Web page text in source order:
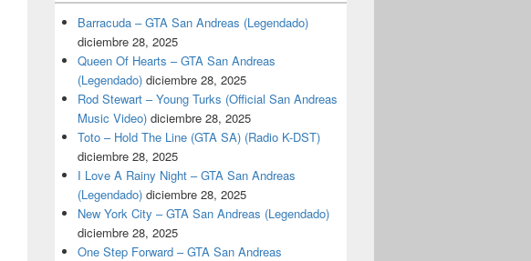
Barracuda – GTA San Andreas (Legendado)
diciembre 28, 2025
Queen Of Hearts – GTA San Andreas
(Legendado) diciembre 28, 2025
Rod Stewart – Young Turks (Official San Andreas
Music Video) diciembre 28, 2025
Toto – Hold The Line (GTA SA) (Radio K-DST)
diciembre 28, 2025
I Love A Rainy Night – GTA San Andreas
(Legendado) diciembre 28, 2025
New York City – GTA San Andreas (Legendado)
diciembre 28, 2025
One Step Forward – GTA San Andreas